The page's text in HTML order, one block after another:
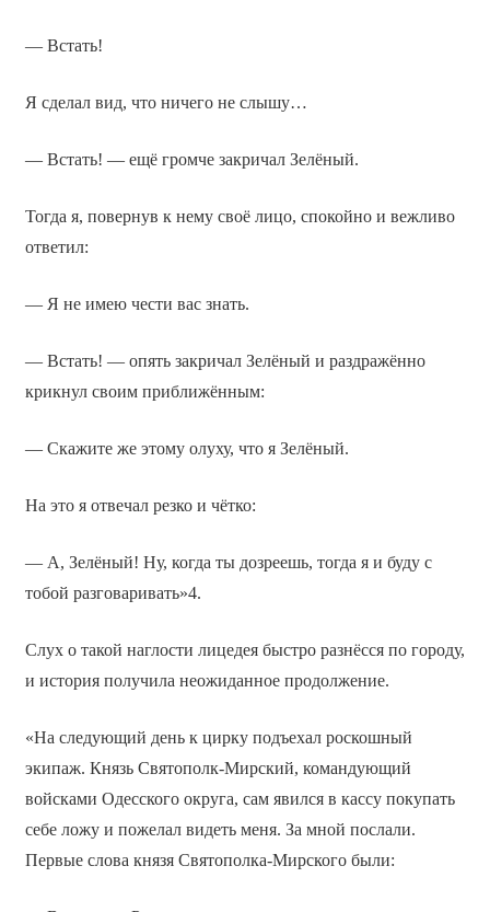
— Встать!
Я сделал вид, что ничего не слышу…
— Встать! — ещё громче закричал Зелёный.
Тогда я, повернув к нему своё лицо, спокойно и вежливо
ответил:
— Я не имею чести вас знать.
— Встать! — опять закричал Зелёный и раздражённо
крикнул своим приближённым:
— Скажите же этому олуху, что я Зелёный.
На это я отвечал резко и чётко:
— А, Зелёный! Ну, когда ты дозреешь, тогда я и буду с
тобой разговаривать»4.
Слух о такой наглости лицедея быстро разнёсся по городу,
и история получила неожиданное продолжение.
«На следующий день к цирку подъехал роскошный
экипаж. Князь Святополк-Мирский, командующий
войсками Одесского округа, сам явился в кассу покупать
себе ложу и пожелал видеть меня. За мной послали.
Первые слова князя Святополка-Мирского были: